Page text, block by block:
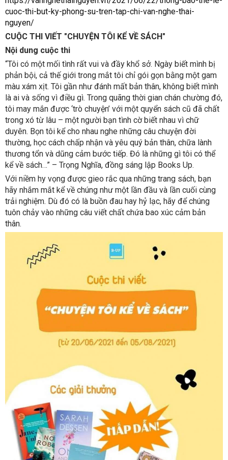
cuoc-thi-but-ky-phong-su-tren-tap-chi-van-nghe-thai-
nguyen/
CUỘC THI VIẾT "CHUYỆN TÔI KỂ VỀ SÁCH"
Nội dung cuộc thi
“Tôi có một mối tình rất vui và đầy khổ sở. Ngày biết mình bị
phản bội, cả thế giới trong mắt tôi chỉ gói gọn bằng một gam
màu xám xịt. Tôi gần như đánh mất bản thân, không biết mình
là ai và sống vì điều gì. Trong quãng thời gian chán chường đó,
tôi may mắn được ‘trò chuyện’ với một quyển sách cũ đã chất
trong xó từ lâu – một người bạn tình cờ biết nhau vì chữ
duyên. Bọn tôi kể cho nhau nghe những câu chuyện đời
thường, học cách chấp nhận và yêu quý bản thân, chữa lành
thương tổn và dũng cảm bước tiếp. Đó là những gì tôi có thể
kể về sách…” – Trọng Nghĩa, đồng sáng lập Books Up.
Với niềm hy vọng được gieo rắc qua những trang sách, bạn
hãy nhắm mắt kể về chúng như một lần đầu và lần cuối cùng
trải nghiệm. Dù đó có là buồn đau hay hỷ lạc, hãy để chúng
tuôn chảy vào những câu viết chất chứa bao xúc cảm bản
thân.